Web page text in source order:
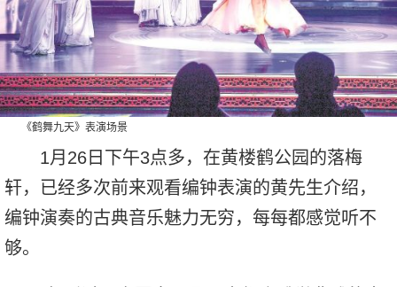
《鹤舞九天》表演场景
1月26日下午3点多，在黄楼鹤公园的落梅
轩，已经多次前来观看编钟表演的黄先生介绍，
编钟演奏的古典音乐魅力无穷，每每都感觉听不
够。